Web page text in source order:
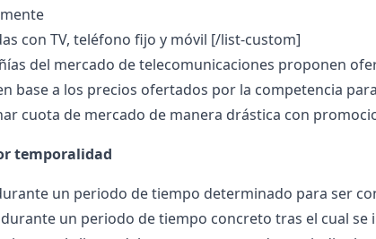
con TV, teléfono fijo y móvil [/list-custom]
del mercado de telecomunicaciones proponen
base a los precios ofertados por la competencia para
cuota de mercado de manera drástica con
temporalidad
un periodo de tiempo determinado para ser
un periodo de tiempo concreto tras el cual se